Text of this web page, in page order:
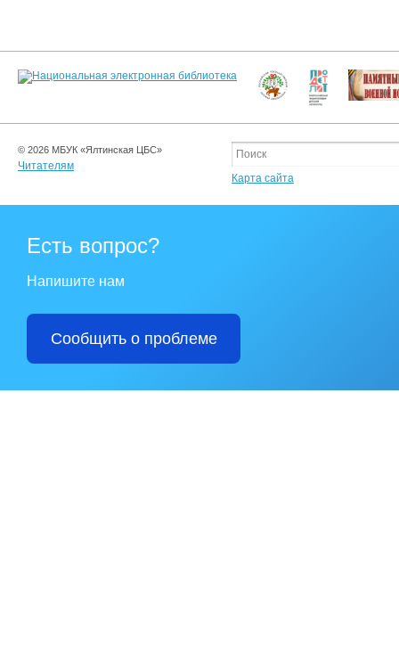
© 2026 МБУК «Ялтинская ЦБС»
Читателям
Карта сайта
Есть вопрос?
Напишите нам
Сообщить о проблеме